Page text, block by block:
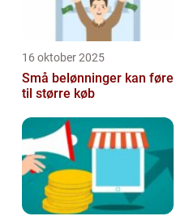
16 oktober 2025
Små belønninger kan føre
til større køb